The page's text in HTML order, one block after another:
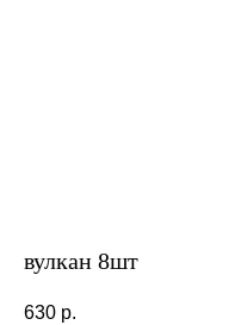
вулкан 8шт
630 р.